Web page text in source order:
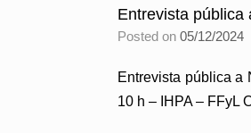
Entrevista pública
Posted on 05/12/2024
Entrevista pública a
10 h – IHPA – FFyL